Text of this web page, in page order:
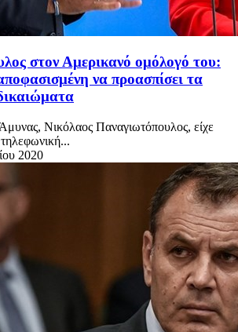
στον Αμερικανό ομόλογό του:
να προασπίσει τα
Νικόλαος Παναγιωτόπουλος, είχε
2020